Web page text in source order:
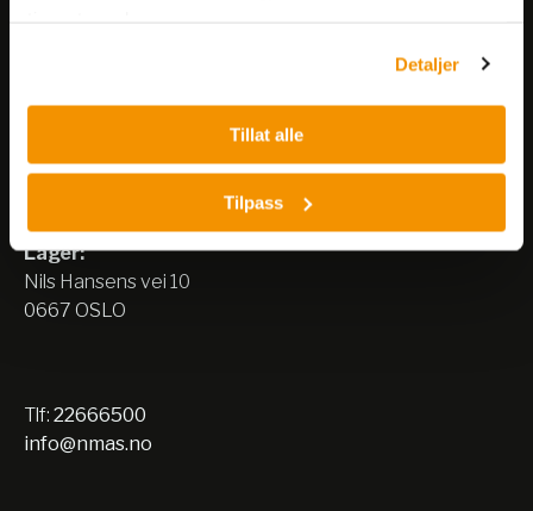
Detaljer
Tillat alle
Tilpass
Nerliens Meszansky AS
Besøksadresse:
0667 OSLO
Lager:
Nils Hansens vei 10
0667 OSLO
Tlf: 22666500
info@nmas.no